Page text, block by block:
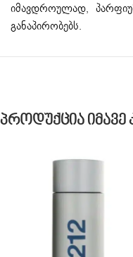
იმავდროულად,
განაპირობებს.
Პროდუქცია